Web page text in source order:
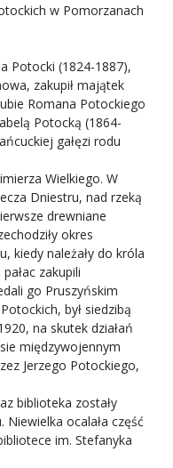
w Pomorzanach
Potocki (1824-1887),
zakupił majątek
Romana Potockiego
Potocką (1864-
gałęzi rodu
Wielkiego. W
Dniestru, nad rzeką
drewniane
okres
kiedy należały do króla
zakupili
go Pruszyńskim
był siedzibą
na skutek działań
międzywojennym
Jerzego Potockiego,
biblioteka zostały
ocalała część
im. Stefanyka